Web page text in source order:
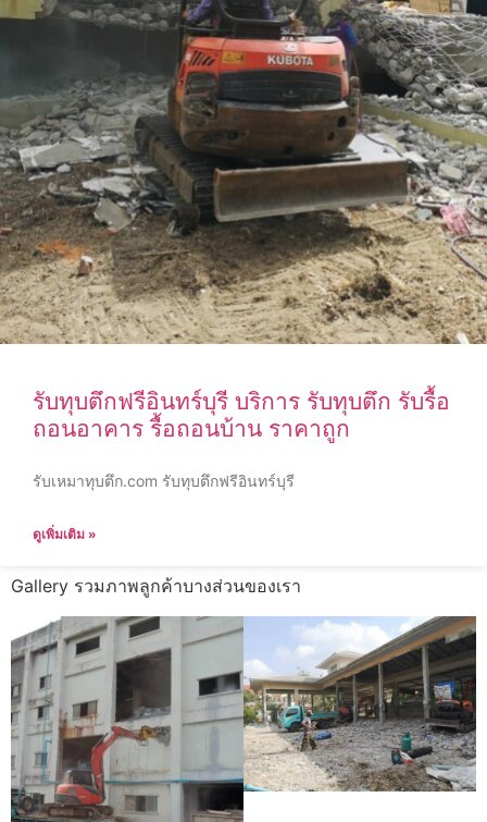
รับทุบตึกฟรีอินทร์บุรี บริการ รับทุบตึก รับรื้อ
ถอนอาคาร รื้อถอนบ้าน ราคาถูก
รับเหมาทุบตึก.com รับทุบตึกฟรีอินทร์บุรี
ดูเพิ่มเติม »
Gallery รวมภาพลูกค้าบางส่วนของเรา